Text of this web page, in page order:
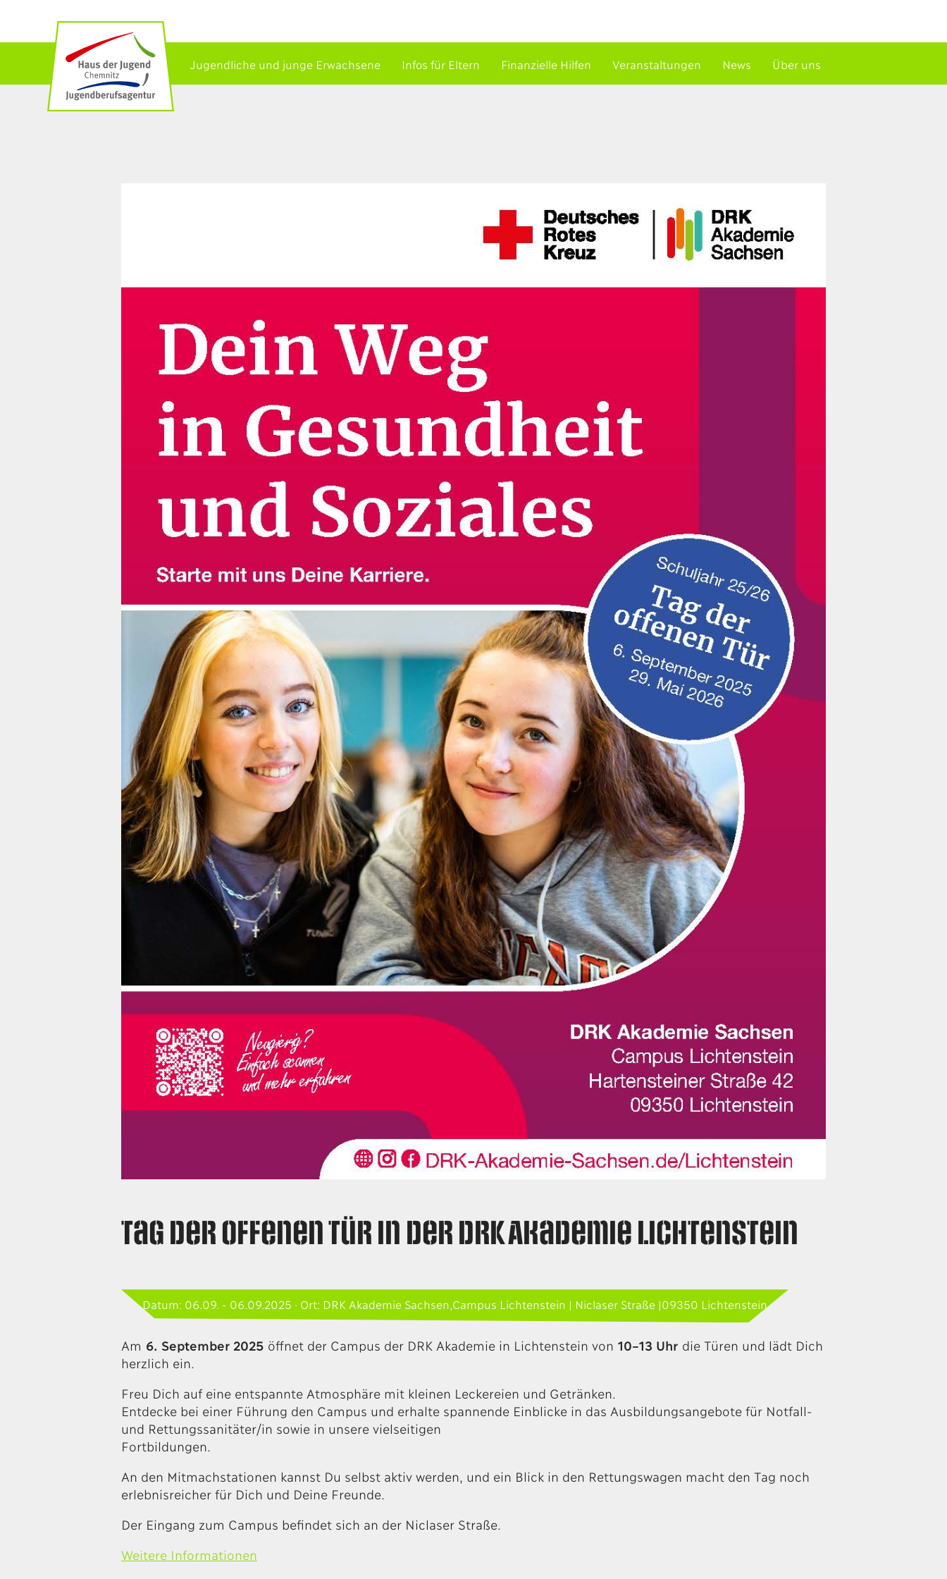
Jugendliche und junge Erwachsene Infos für Eltern Finanzielle Hilfen Veranstaltungen News Über uns
Tag der offenen Tür in der DRK Akademie Lichtenstein
Datum: 06.09. - 06.09.2025 · Ort: DRK Akademie Sachsen,Campus Lichtenstein | Niclaser Straße |09350 Lichtenstein
Am 6. September 2025 öffnet der Campus der DRK Akademie in Lichtenstein von 10–13 Uhr die Türen und lädt Dich
herzlich ein.
Freu Dich auf eine entspannte Atmosphäre mit kleinen Leckereien und Getränken.
Entdecke bei einer Führung den Campus und erhalte spannende Einblicke in das Ausbildungsangebote für Notfall-
und Rettungssanitäter/in sowie in unsere vielseitigen
Fortbildungen.
An den Mitmachstationen kannst Du selbst aktiv werden, und ein Blick in den Rettungswagen macht den Tag noch
erlebnisreicher für Dich und Deine Freunde.
Der Eingang zum Campus befindet sich an der Niclaser Straße.
Weitere Informationen